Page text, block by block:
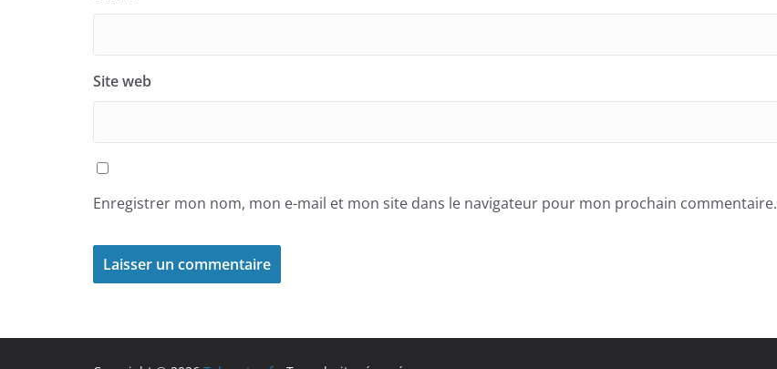
Site web
Enregistrer mon nom, mon e-mail et mon site dans le navigateur pour mon prochain commentaire.